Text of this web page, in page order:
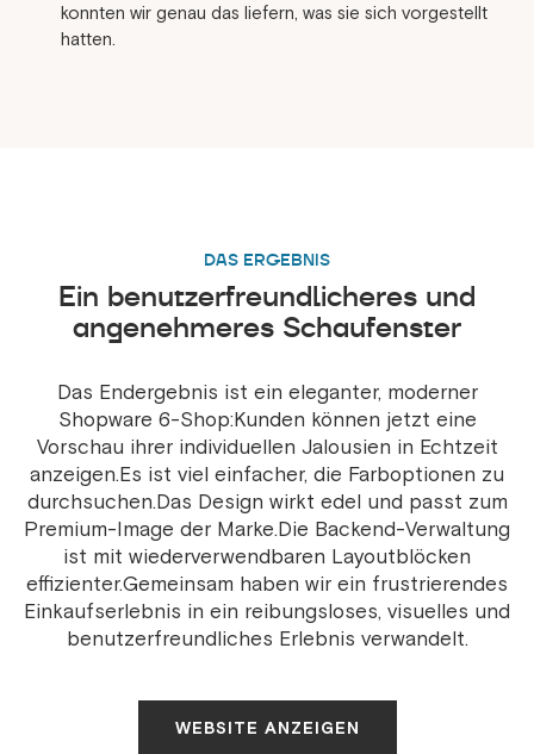
konnten wir genau das liefern, was sie sich vorgestellt
hatten.
DAS ERGEBNIS
Ein benutzerfreundlicheres und
angenehmeres Schaufenster
Das Endergebnis ist ein eleganter, moderner
Shopware 6-Shop:Kunden können jetzt eine
Vorschau ihrer individuellen Jalousien in Echtzeit
anzeigen.Es ist viel einfacher, die Farboptionen zu
durchsuchen.Das Design wirkt edel und passt zum
Premium-Image der Marke.Die Backend-Verwaltung
ist mit wiederverwendbaren Layoutblöcken
effizienter.Gemeinsam haben wir ein frustrierendes
Einkaufserlebnis in ein reibungsloses, visuelles und
benutzerfreundliches Erlebnis verwandelt.
WEBSITE ANZEIGEN